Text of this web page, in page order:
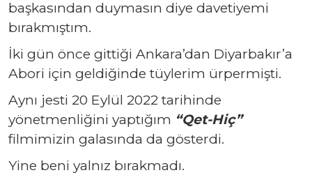
başkasından duymasın diye davetiyemi
bırakmıştım.
İki gün önce gittiği Ankara’dan Diyarbakır’a
Abori için geldiğinde tüylerim ürpermişti.
Aynı jesti 20 Eylül 2022 tarihinde
yönetmenliğini yaptığım “Qet-Hiç”
filmimizin galasında da gösterdi.
Yine beni yalnız bırakmadı.